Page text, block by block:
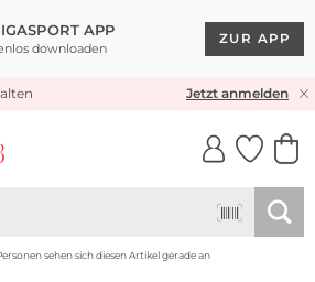
APP
downloaden
ZUR APP
VERSAND* & RÜCKVERSANDJetzt anmelden
sehen sich diesen Artikel gerade an